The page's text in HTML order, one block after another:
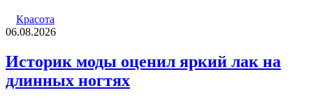
Красота
06.08.2026
Историк моды оценил яркий лак на
длинных ногтях